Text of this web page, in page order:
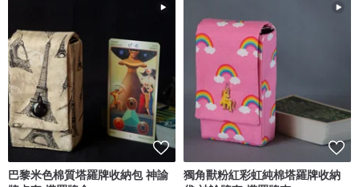
巴黎米色棉質塔羅牌收納包 神諭
獨角獸粉紅彩虹純棉塔羅牌收納